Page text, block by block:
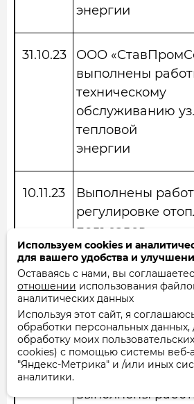
энергии
31.10.23
ООО
выполнены
техническому
обслуживанию
тепловой
энергии
10.11.23
Выполнены
регулировке
подъездов
12.11.23
Выполнено
кв № 3 на
недостаточного
нагрева
30.11.23
выполнены
Используем cookies и
для вашего удобства и
Оставаясь с нами, вы
отношении использования
аналитических данных
Используя этот сайт, я
обработки персональных данных,
обработку моих
cookies) с помощью системы веб-
"Яндекс-Метрика" и /или иных
аналитики.